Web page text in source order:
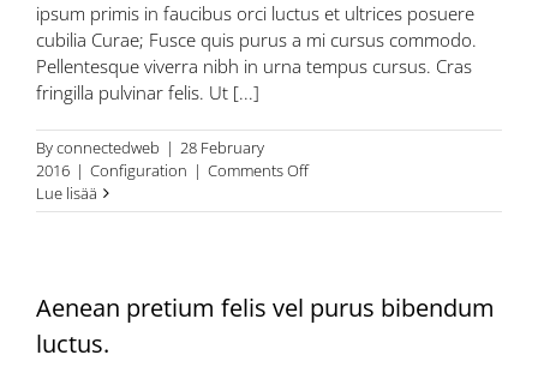
ipsum primis in faucibus orci luctus et ultrices posuere
cubilia Curae; Fusce quis purus a mi cursus commodo.
Pellentesque viverra nibh in urna tempus cursus. Cras
fringilla pulvinar felis. Ut [...]
Byconnectedweb | 28 February
2016 | Configuration | Comments Offon
et
ante
in
Lue lisää
Aenean pretium felis vel purus bibendum
luctus.